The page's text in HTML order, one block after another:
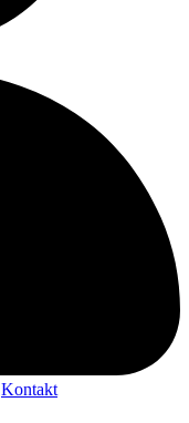
Kontakt